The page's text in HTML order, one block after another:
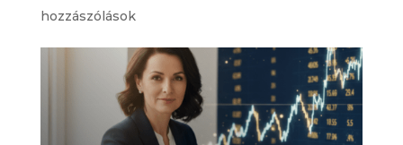
hozzászólások